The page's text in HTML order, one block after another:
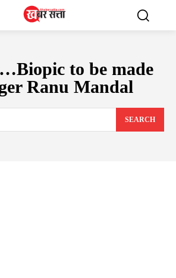
to be made
Ranu Mandal
SEARCH